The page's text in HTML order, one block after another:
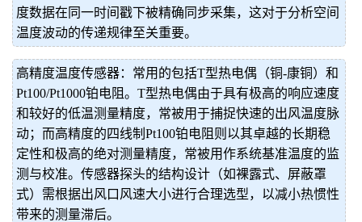
度数据在同一时间戳下被精确同步采集，这对于分析空间
温度波动的传递规律至关重要。
高精度温度传感器：常用的包括T型热电偶（铜-康铜）和
Pt100/Pt1000铂电阻。T型热电偶由于具有极高的响应速度
和较好的低温测量精度，常被用于捕捉快速的出风温度脉
动；而高精度的四线制Pt100铂电阻则以其卓越的长期稳
定性和极高的绝对测量精度，常被用作系统基准温度的监
测与校准。传感器探头的结构设计（如裸露式、屏蔽罩
式）需根据出风口风速大小进行合理选型，以减小热惯性
带来的测量滞后。